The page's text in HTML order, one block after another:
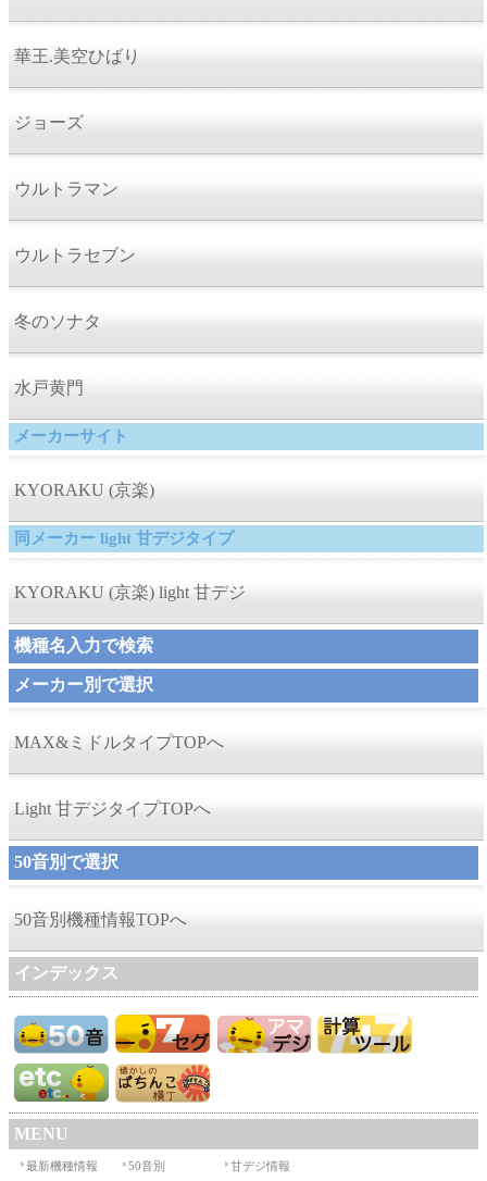
華王.美空ひばり
ジョーズ
ウルトラマン
ウルトラセブン
冬のソナタ
水戸黄門
メーカーサイト
KYORAKU (京楽)
同メーカー light 甘デジタイプ
KYORAKU (京楽) light 甘デジ
機種名入力で検索
メーカー別で選択
MAX&ミドルタイプTOPへ
Light 甘デジタイプTOPへ
50音別で選択
50音別機種情報TOPへ
インデックス
MENU
最新機種情報 50音別 甘デジ情報